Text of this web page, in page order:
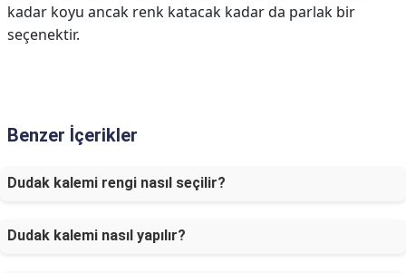
kadar koyu ancak renk katacak kadar da parlak bir
seçenektir.
Benzer İçerikler
Dudak kalemi rengi nasıl seçilir?
Dudak kalemi nasıl yapılır?